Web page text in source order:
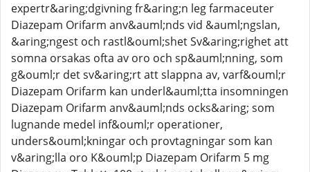
expertr&aring;dgivning fr&aring;n leg farmaceuter
Diazepam Orifarm anv&auml;nds vid &auml;ngslan,
&aring;ngest och rastl&ouml;shet Sv&aring;righet att
somna orsakas ofta av oro och sp&auml;nning, som
g&ouml;r det sv&aring;rt att slappna av, varf&ouml;r
Diazepam Orifarm kan underl&auml;tta insomningen
Diazepam Orifarm anv&auml;nds ocks&aring; som
lugnande medel inf&ouml;r operationer,
unders&ouml;kningar och provtagningar som kan
v&aring;lla oro K&ouml;p Diazepam Orifarm 5 mg